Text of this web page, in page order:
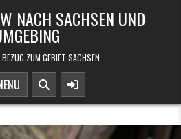
NACH SACHSEN UND
ZUM GEBIET SACHSEN